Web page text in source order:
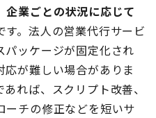
企業ごとの状況に応じて
す。法人の営業代行サービ
パッケージが固定化され
が難しい場合がありま
れば、スクリプト改善、
ーチの修正などを短いサ